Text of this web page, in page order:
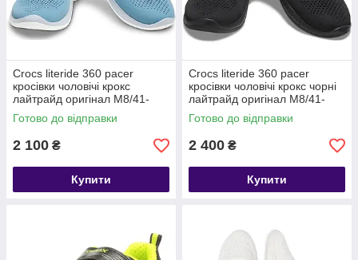
Crocs literide 360 pacer
кросівки чоловічі крокс
лайтрайд оригінал М8/41-
42/27см.
Готово до відправки
2 100 ₴
Купити
Crocs literide 360 pacer
кросівки чоловічі крокс чорні
лайтрайд оригінал М8/41-
42/27см.
Готово до відправки
2 400 ₴
Купити